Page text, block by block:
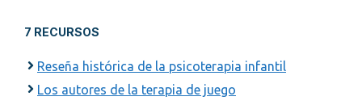
7 RECURSOS
Reseña histórica de la psicoterapia infantil
Los autores de la terapia de juego